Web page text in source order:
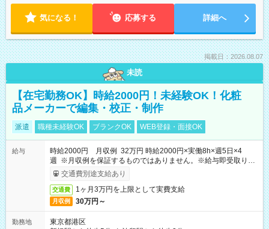
気になる！ 応募する 詳細へ
掲載日：2026.08.07
未読
【在宅勤務OK】時給2000円！未経験OK！化粧
品メーカーで編集・校正・制作
派遣 職種未経験OK ブランクOK WEB登録・面接OK
給与
時給2000円 月収例 32万円 時給2000円×実働8h×週5日×4
週 ※月収例を保証するものではありません。※給与即受取りサ
ービス利用可（利用条件有）
交通費別途支給あり
交通費 1ヶ月3万円を上限として実費支給
月収例 30万円～
勤務地
東京都港区